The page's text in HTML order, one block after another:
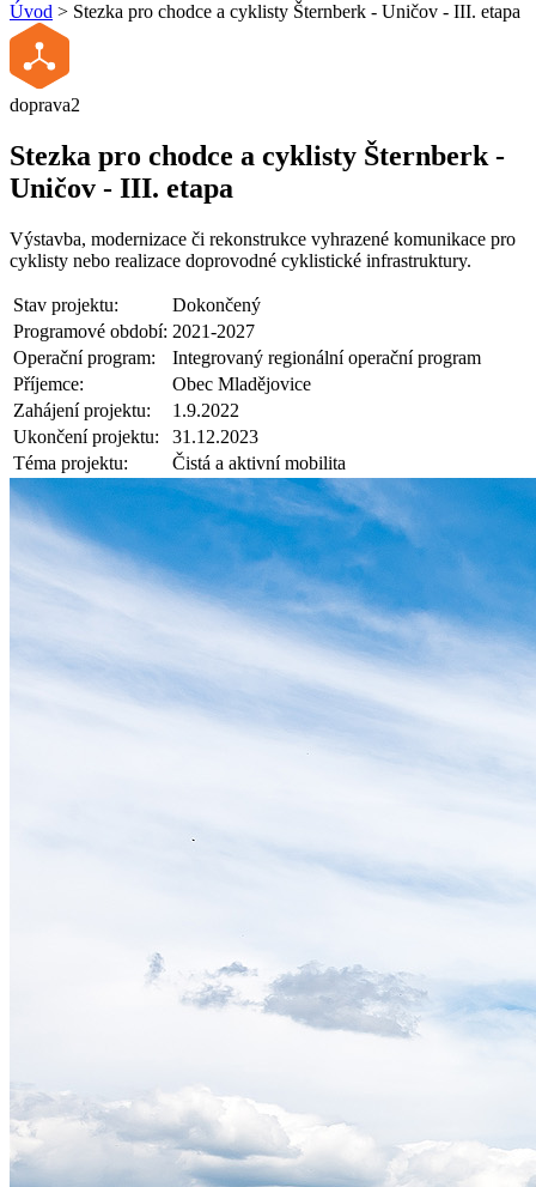
Úvod > Stezka pro chodce a cyklisty Šternberk - Uničov - III. etapa
doprava2
Stezka pro chodce a cyklisty Šternberk -
Uničov - III. etapa
Výstavba, modernizace či rekonstrukce vyhrazené komunikace pro
cyklisty nebo realizace doprovodné cyklistické infrastruktury.
Stav projektu:
Dokončený
Programové období: 2021-2027
Operační program:
Integrovaný regionální operační program
Příjemce:
Obec Mladějovice
Zahájení projektu:
1.9.2022
Ukončení projektu:
31.12.2023
Téma projektu:
Čistá a aktivní mobilita